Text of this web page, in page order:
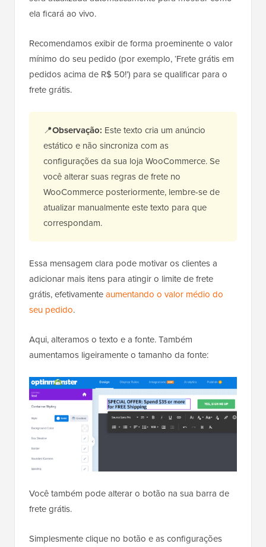
ela ficará ao vivo.
Recomendamos exibir de forma proeminente o valor
mínimo do seu pedido (por exemplo, ‘Frete grátis em
pedidos acima de R$ 50!’) para se qualificar para o
frete grátis.
📍Observação: Este texto cria um anúncio
estático e não sincroniza com as
configurações da sua loja WooCommerce. Se
você alterar suas regras de frete no
WooCommerce posteriormente, lembre-se de
atualizar manualmente este texto para que
correspondam.
Essa mensagem clara pode motivar os clientes a
adicionar mais itens para atingir o limite de frete
grátis, efetivamenteaumentando o valor médio do
seu pedido.
Aqui, alteramos o texto e a fonte. Também
aumentamos ligeiramente o tamanho da fonte:
Você também pode alterar o botão na sua barra de
frete grátis.
Simplesmente clique no botão e as configurações